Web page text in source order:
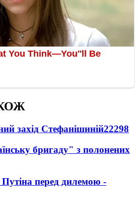
захід Стефанішиній22298
бригаду" з полонених
перед дилемою -